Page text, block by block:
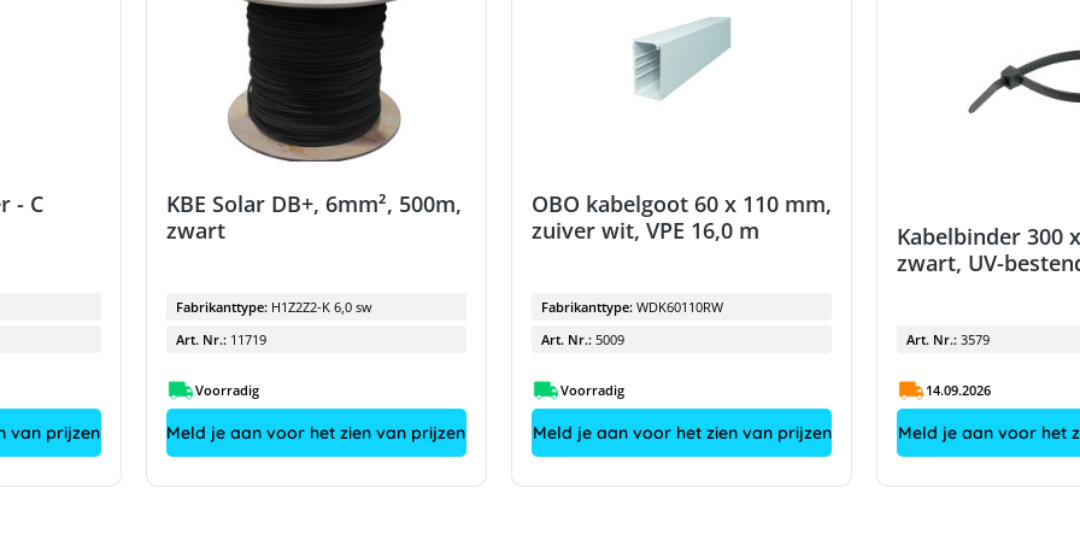
- C
van prijzen
KBE Solar DB+, 6mm², 500m,
zwart
Fabrikanttype: H1Z2Z2-K 6,0 sw
Art. Nr.: 11719
Voorradig
Meld je aan voor het zien van prijzen
OBO kabelgoot 60 x 110 mm,
zuiver wit, VPE 16,0 m
Fabrikanttype: WDK60110RW
Art. Nr.: 5009
Voorradig
Meld je aan voor het zien van prijzen
Kabelbinder 300
zwart, UV-
Art. Nr.:3579
14.09.2026
Meld je aan voor het